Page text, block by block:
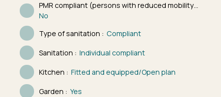
PMR compliant (persons with reduced mobility):
No
Type of sanitation : Compliant
Sanitation : Individual compliant
Kitchen : Fitted and equipped/Open plan
Garden : Yes